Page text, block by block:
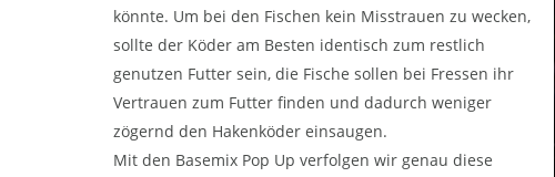
könnte. Um bei den Fischen kein Misstrauen zu wecken,
sollte der Köder am Besten identisch zum restlich
genutzen Futter sein, die Fische sollen bei Fressen ihr
Vertrauen zum Futter finden und dadurch weniger
zögernd den Hakenköder einsaugen.
Mit den Basemix Pop Up verfolgen wir genau diese